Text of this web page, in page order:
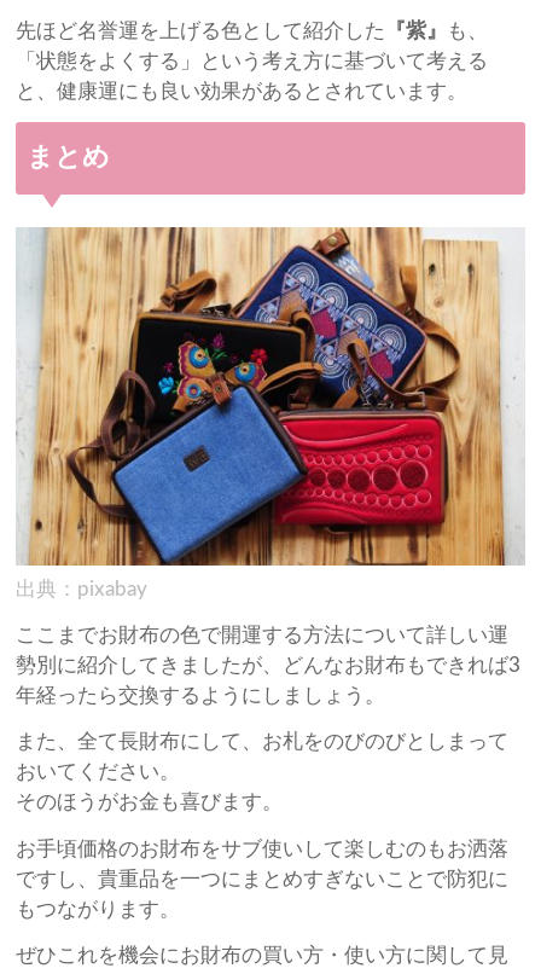
先ほど名誉運を上げる色として紹介した 『紫』
も、
「状態をよくする」という考え方に基づいて考える
と、健康運にも良い効果があるとされています。
まとめ
出典：pixabay
ここまでお財布の色で開運する方法について詳しい運
勢別に紹介してきましたが、どんなお財布もできれば3
年経ったら交換するようにしましょう。
また、全て長財布にして、お札をのびのびとしまって
おいてください。
そのほうがお金も喜びます。
お手頃価格のお財布をサブ使いして楽しむのもお洒落
ですし、貴重品を一つにまとめすぎないことで防犯に
もつながります。
ぜひこれを機会にお財布の買い方・使い方に関して見